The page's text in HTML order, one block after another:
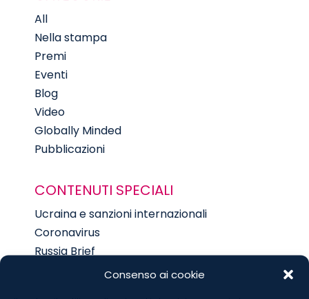
Consenso ai cookie
All
Nella stampa
Premi
Eventi
Blog
Video
Globally Minded
Pubblicazioni
CONTENUTI SPECIALI
Ucraina e sanzioni internazionali
Coronavirus
Russia Brief